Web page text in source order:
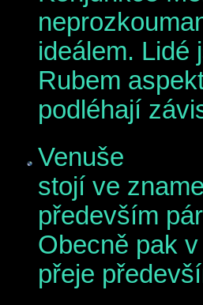
ideálem. Lidé
Rubem
podléhají
Venuše
stojí ve
především
Obecně pak
přeje